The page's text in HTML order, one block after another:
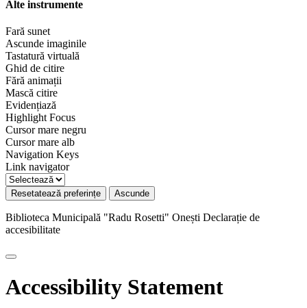
Alte instrumente
Fară sunet
Ascunde imaginile
Tastatură virtuală
Ghid de citire
Fără animații
Mască citire
Evidențiază
Highlight Focus
Cursor mare negru
Cursor mare alb
Navigation Keys
Link navigator
Resetatează preferințe Ascunde
Biblioteca Municipală "Radu Rosetti" Onești Declarație de
accesibilitate
Accessibility Statement